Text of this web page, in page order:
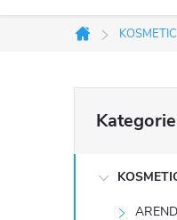
Domů
o
kategorie
Kategorie